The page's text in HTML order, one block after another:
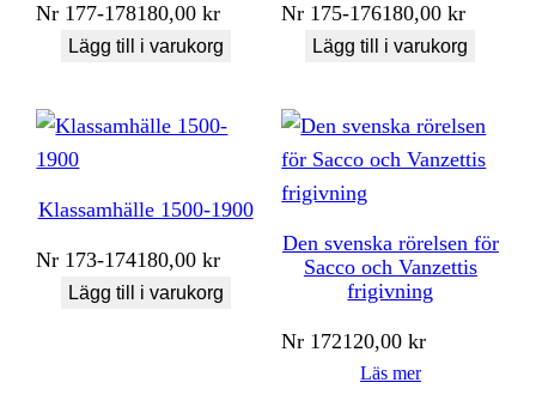
Nr 177-178180,00kr
Lägg till i varukorg
Nr 175-176180,00kr
Lägg till i varukorg
Klassamhälle 1500-1900
Nr 173-174180,00kr
Lägg till i varukorg
Den svenska rörelsen för
Sacco och Vanzettis
frigivning
Nr 172120,00kr
Läs mer